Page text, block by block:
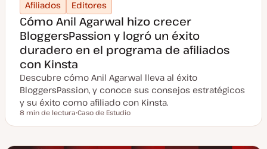
Afiliados Editores
Cómo Anil Agarwal hizo crecer
BloggersPassion y logró un éxito
duradero en el programa de afiliados
con Kinsta
Descubre cómo Anil Agarwal lleva al éxito
BloggersPassion, y conoce sus consejos estratégicos
y su éxito como afiliado con Kinsta.
Tiempo de lectura
8 min de lectura
i
o
Caso de Estudio